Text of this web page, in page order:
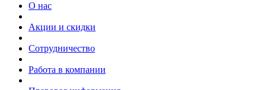
О нас
Акции и скидки
Сотрудничество
Работа в компании